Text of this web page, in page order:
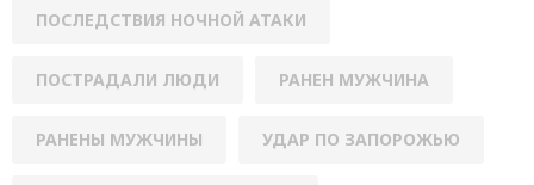
ПОСЛЕДСТВИЯ НОЧНОЙ АТАКИ
ПОСТРАДАЛИ ЛЮДИ РАНЕН МУЖЧИНА
РАНЕНЫ МУЖЧИНЫ УДАР ПО ЗАПОРОЖЬЮ